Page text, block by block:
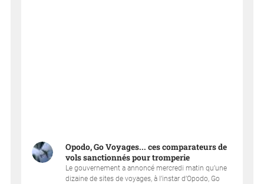
Opodo, Go Voyages... ces comparateurs de
vols sanctionnés pour tromperie
Le gouvernement a annoncé mercredi matin qu’une
dizaine de sites de voyages, à l’instar d’Opodo, Go